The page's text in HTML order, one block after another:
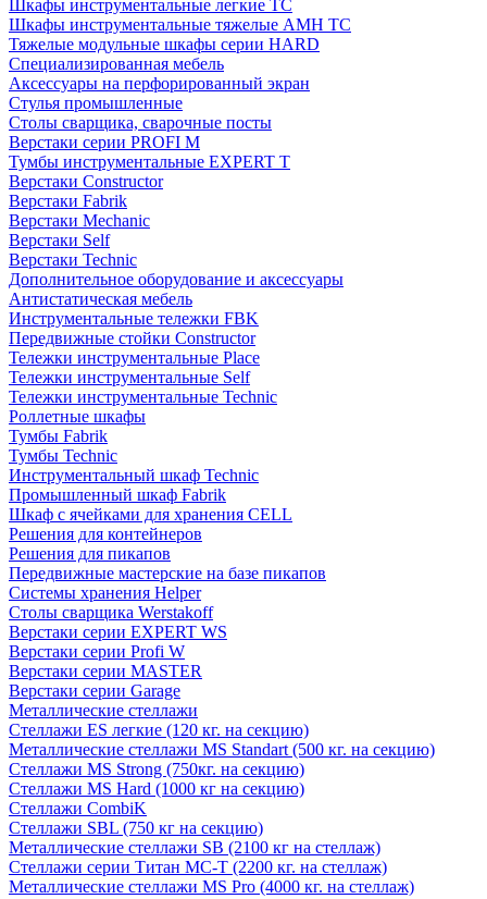
Шкафы инструментальные легкие ТС
Шкафы инструментальные тяжелые AMH TC
Тяжелые модульные шкафы серии HARD
Cпециализированная мебель
Аксессуары на перфорированный экран
Стулья промышленные
Столы сварщика, сварочные посты
Верстаки серии PROFI M
Тумбы инструментальные EXPERT T
Верстаки Constructor
Верстаки Fabrik
Верстаки Mechanic
Верстаки Self
Верстаки Technic
Дополнительное оборудование и аксессуары
Антистатическая мебель
Инструментальные тележки FBK
Передвижные стойки Constructor
Тележки инструментальные Place
Тележки инструментальные Self
Тележки инструментальные Technic
Роллетные шкафы
Тумбы Fabrik
Тумбы Technic
Инструментальный шкаф Technic
Промышленный шкаф Fabrik
Шкаф с ячейками для хранения CELL
Решения для контейнеров
Решения для пикапов
Передвижные мастерские на базе пикапов
Системы хранения Helper
Столы сварщика Werstakoff
Верстаки серии EXPERT WS
Верстаки серии Profi W
Верстаки серии MASTER
Верстаки серии Garage
Металлические стеллажи
Стеллажи ES легкие (120 кг. на секцию)
Металлические стеллажи MS Standart (500 кг. на секцию)
Стеллажи MS Strong (750кг. на секцию)
Стеллажи MS Hard (1000 кг на секцию)
Стеллажи CombiK
Стеллажи SBL (750 кг на секцию)
Металлические стеллажи SB (2100 кг на стеллаж)
Стеллажи серии Титан МС-Т (2200 кг. на стеллаж)
Металлические стеллажи MS Pro (4000 кг. на стеллаж)